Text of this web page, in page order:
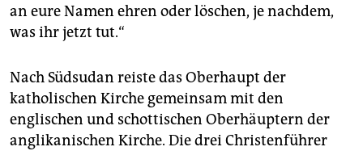
an eure Namen ehren oder löschen, je nachdem,
was ihr jetzt tut.“
Nach Südsudan reiste das Oberhaupt der
katholischen Kirche gemeinsam mit den
englischen und schottischen Oberhäuptern der
anglikanischen Kirche. Die drei Christenführer